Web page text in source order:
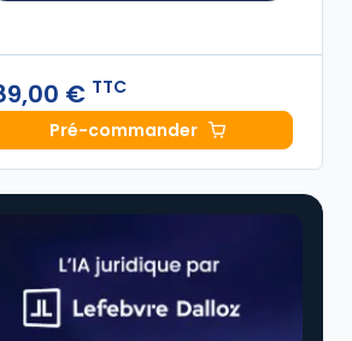
à 69,00 € TTC
€ TTC
Pré-commanderMémento Sociétés